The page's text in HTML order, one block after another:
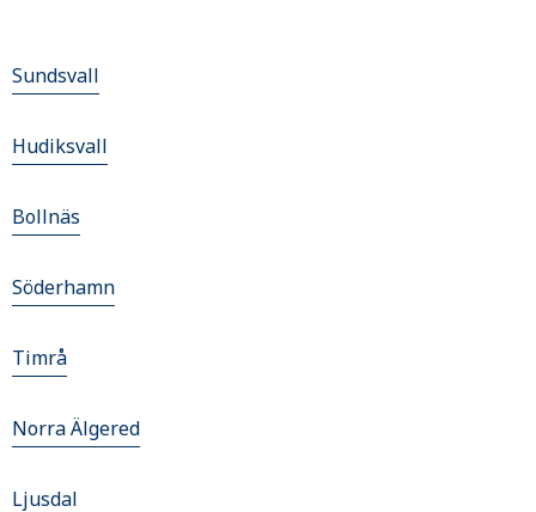
Sundsvall
Hudiksvall
Bollnäs
Söderhamn
Timrå
Norra Älgered
Ljusdal